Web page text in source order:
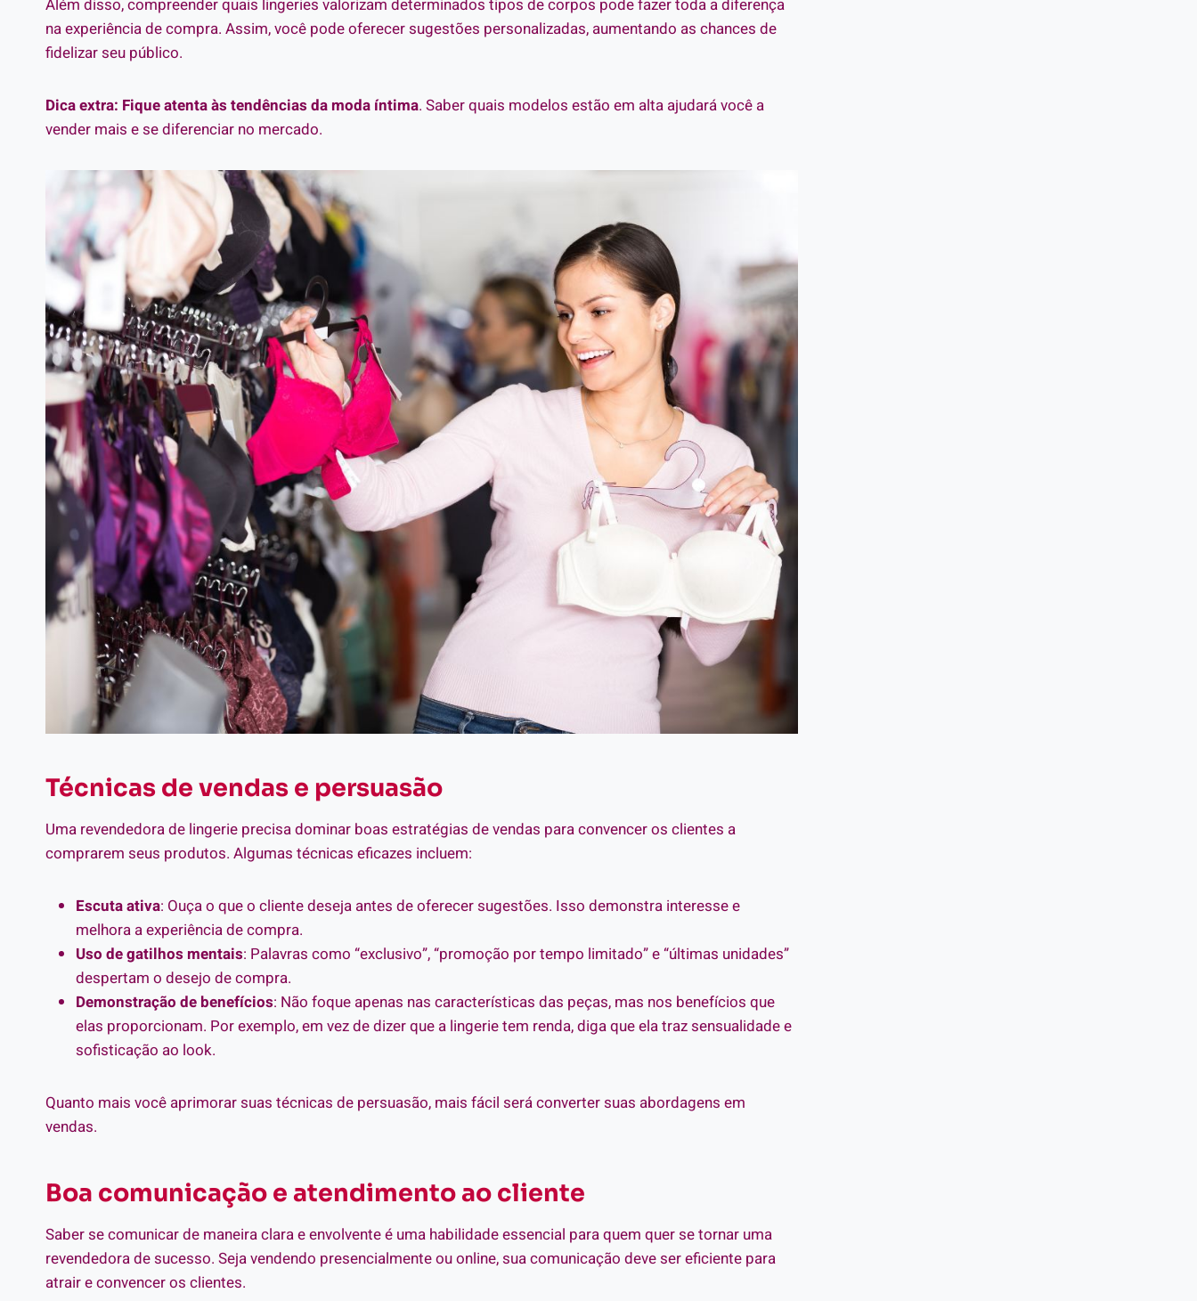
Além disso, compreender quais lingeries valorizam determinados tipos de corpos pode fazer toda a diferença
na experiência de compra. Assim, você pode oferecer sugestões personalizadas, aumentando as chances de
fidelizar seu público.
Dica extra: Fique atenta às tendências da moda íntima. Saber quais modelos estão em alta ajudará você a
vender mais e se diferenciar no mercado.
Técnicas de vendas e persuasão
Uma revendedora de lingerie precisa dominar boas estratégias de vendas para convencer os clientes a
comprarem seus produtos. Algumas técnicas eficazes incluem:
Escuta ativa: Ouça o que o cliente deseja antes de oferecer sugestões. Isso demonstra interesse e
melhora a experiência de compra.
Uso de gatilhos mentais: Palavras como “exclusivo”, “promoção por tempo limitado” e “últimas unidades”
despertam o desejo de compra.
Demonstração de benefícios: Não foque apenas nas características das peças, mas nos benefícios que
elas proporcionam. Por exemplo, em vez de dizer que a lingerie tem renda, diga que ela traz sensualidade e
sofisticação ao look.
Quanto mais você aprimorar suas técnicas de persuasão, mais fácil será converter suas abordagens em
vendas.
Boa comunicação e atendimento ao cliente
Saber se comunicar de maneira clara e envolvente é uma habilidade essencial para quem quer se tornar uma
revendedora de sucesso. Seja vendendo presencialmente ou online, sua comunicação deve ser eficiente para
atrair e convencer os clientes.